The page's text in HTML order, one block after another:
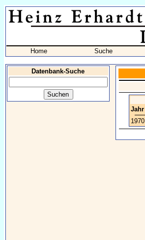
Home Suche
Datenbank-Suche
Jahr
1970